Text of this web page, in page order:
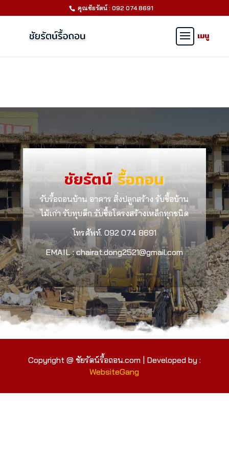
คุณชัยรัตน์ : 092 074 8691
ชัยรัตน์รื้อถอน
รับรื้อถอนบ้าน อาคาร สิ่งปลูกสร้าง รับซื้อบ้าน
ไม้เก่า รับทุบตึก รับซื้อโครงสร้างเหล็กทุกชนิด
โทรศัพท์. 092 074 8691
EMAIL : chairat.dong2521@gmail.com
Copyright @ ชัยรัตน์รื้อถอน.com | Developed by :
WebsiteGang